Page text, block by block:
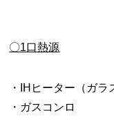
〇1口熱源
・IHヒーター（ガラ
・ガスコンロ